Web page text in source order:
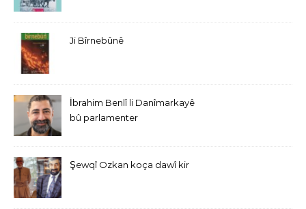
Ji Bîrnebûnê
İbrahim Benlî li Danîmarkayê
bû parlamenter
Şewqî Ozkan koça dawî kir